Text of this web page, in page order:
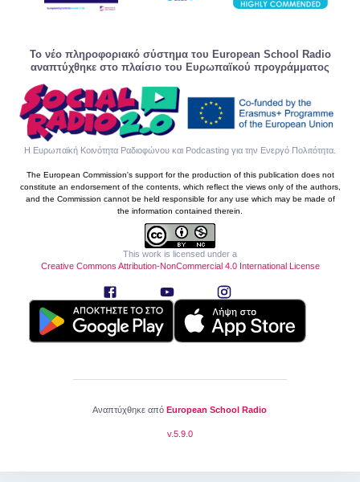
Το νέο πληροφοριακό σύστημα του European School Radio
αναπτύχθηκε στο πλαίσιο του Ευρωπαϊκού προγράμματος
Η Ευρωπαϊκή Κοινότητα Ραδιοφώνου και Podcasting για την Ενεργό Πολιτότητα
The European Commission's support for the production of this publication does not
constitute an endorsement of the contents, which reflect the views only of the authors,
and the Commission cannot be held responsible for any use which may be made of
the information contained therein.
This work is licensed under a
Creative Commons Attribution-NonCommercial 4.0 International License
Αναπτύχθηκε από European School Radio
v.5.9.0